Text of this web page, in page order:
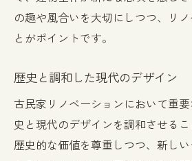
の趣や風合いを大切にしつつ、リ
とがポイントです。
歴史と調和した現代のデザイン
古民家リノベーションにおいて重
史と現代のデザインを調和させる
歴史的な価値を尊重しつつ、新し